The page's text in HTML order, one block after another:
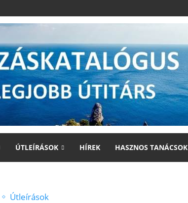
ÚTLEÍRÁSOK HÍREK HASZNOS TANÁCSOK
Útleírások